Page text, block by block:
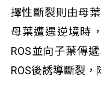
擇性斷裂則由母
母葉遭遇逆境時
ROS並向子葉傳
ROS後誘導斷裂